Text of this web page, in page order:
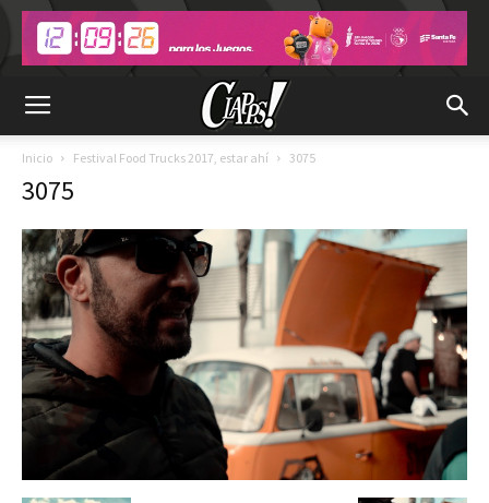
Inicio Festival Food Trucks 2017, estar ahí 3075
3075